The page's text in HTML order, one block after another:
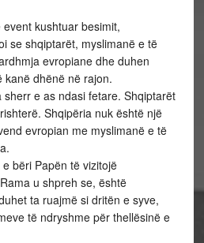
kushtuar besimit,
se shqiptarët, myslimanë e të
evropiane dhe duhen
kanë dhënë në rajon.
sherr e as ndasi fetare. Shqiptarët
Shqipëria nuk është një
evropian me myslimanë e të
bëri Papën të vizitojë
u shpreh se, është
ta ruajmë si dritën e syve,
të ndryshme për thellësinë e